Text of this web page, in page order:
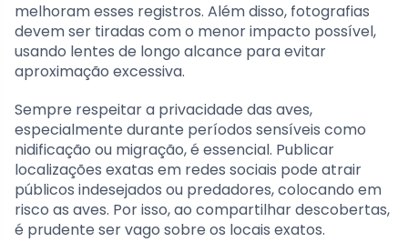
melhoram esses registros. Além disso, fotografias
devem ser tiradas com o menor impacto possível,
usando lentes de longo alcance para evitar
aproximação excessiva.
Sempre respeitar a privacidade das aves,
especialmente durante períodos sensíveis como
nidificação ou migração, é essencial. Publicar
localizações exatas em redes sociais pode atrair
públicos indesejados ou predadores, colocando em
risco as aves. Por isso, ao compartilhar descobertas,
é prudente ser vago sobre os locais exatos.